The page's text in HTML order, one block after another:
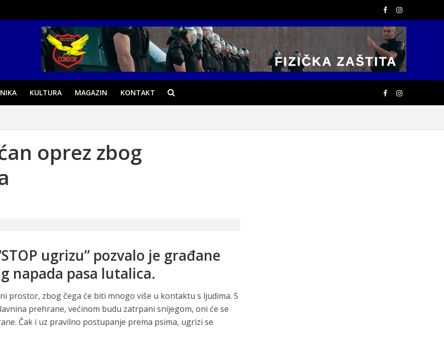
KULTURA MAGAZIN KONTAKT
oprez zbog
ugrizu” pozvalo je građane
napada pasa lutalica.
prostor, zbog čega će biti mnogo više u kontaktu s ljudima. S
prehrane, većinom budu zatrpani snijegom, oni će se
Čak i uz pravilno postupanje prema psima, ugrizi se